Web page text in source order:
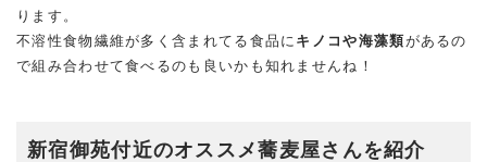
ります。
不溶性食物繊維が多く含まれてる食品に キノコや海藻類があるの
で組み合わせて食べるのも良いかも知れませんね！
新宿御苑付近のオススメ蕎麦屋さんを紹介